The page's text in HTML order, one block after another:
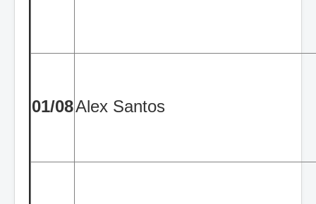
01/08Alex Santos